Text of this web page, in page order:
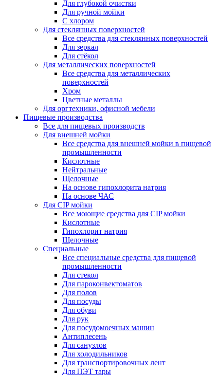
Для глубокой очистки
Для ручной мойки
С хлором
Для стеклянных поверхностей
Все средства для стеклянных поверхностей
Для зеркал
Для стёкол
Для металлических поверхностей
Все средства для металлических
поверхностей
Хром
Цветные металлы
Для оргтехники, офисной мебели
Пищевые производства
Все для пищевых производств
Для внешней мойки
Все средства для внешней мойки в пищевой
промышленности
Кислотные
Нейтральные
Щелочные
На основе гипохлорита натрия
На основе ЧАС
Для CIP мойки
Все моющие средства для CIP мойки
Кислотные
Гипохлорит натрия
Щелочные
Специальные
Все специальные средства для пищевой
промышленности
Для стекол
Для пароконвектоматов
Для полов
Для посуды
Для обуви
Для рук
Для посудомоечных машин
Антиплесень
Для санузлов
Для холодильников
Для транспортировочных лент
Для ПЭТ тары